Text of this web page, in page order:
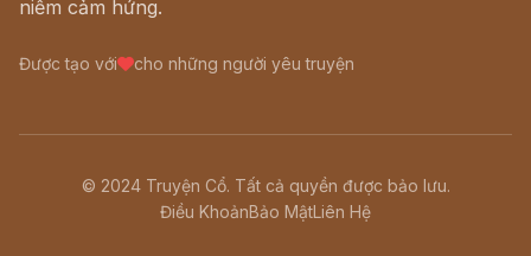
niềm cảm hứng.
Được tạo với cho những người yêu truyện
© 2024 Truyện Cổ. Tất cả quyền được bảo lưu.
Điều KhoảnBảo MậtLiên Hệ